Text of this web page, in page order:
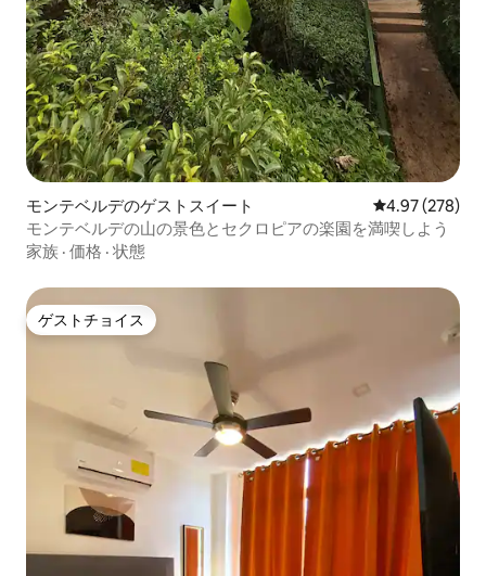
モンテベルデのゲストスイート レビュー278
4.97 (278)
モンテベルデの山の景色とセクロピアの楽園を満喫しよう
家族 · 価格 · 状態
ゲストチョイス
ゲストチョイス